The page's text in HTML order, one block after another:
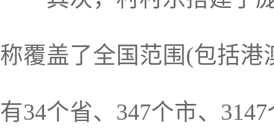
称覆盖了全国范围(包括
有34个省、347个市、